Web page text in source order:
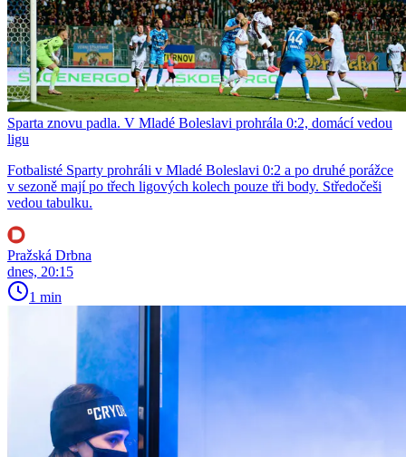
Sparta znovu padla. V Mladé Boleslavi prohrála 0:2, domácí vedou
ligu
Fotbalisté Sparty prohráli v Mladé Boleslavi 0:2 a po druhé porážce
v sezoně mají po třech ligových kolech pouze tři body. Středočeši
vedou tabulku.
Pražská Drbna
dnes, 20:15
1 min